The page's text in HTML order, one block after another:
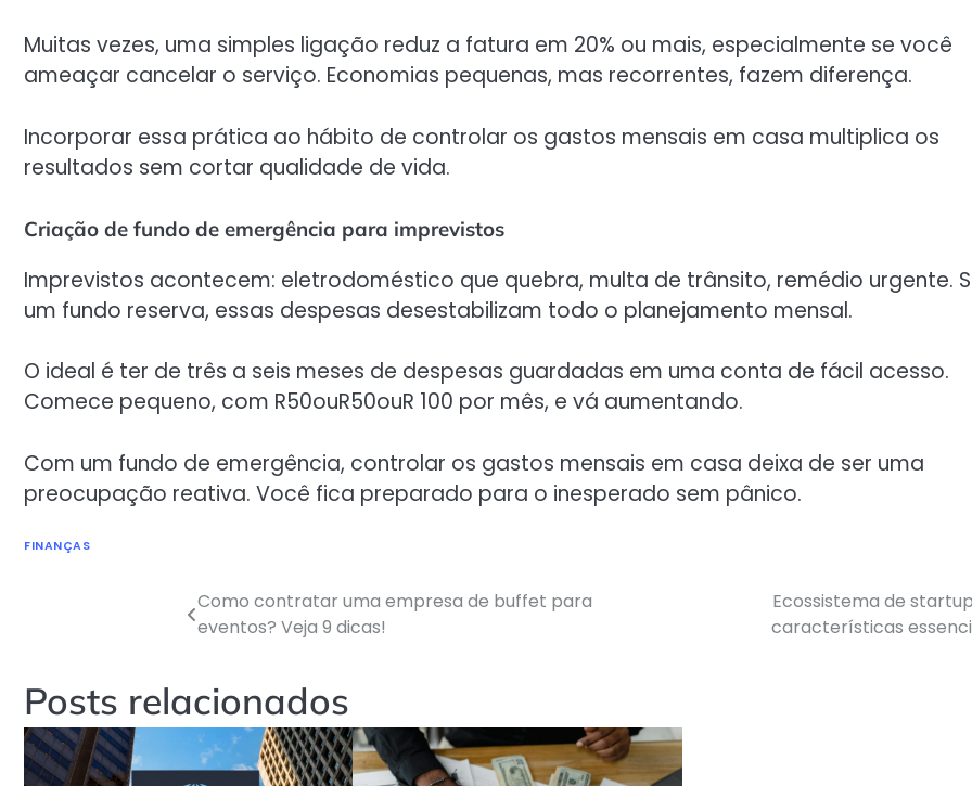
Muitas vezes, uma simples ligação reduz a fatura em 20% ou mais, especialmente se você
ameaçar cancelar o serviço. Economias pequenas, mas recorrentes, fazem diferença.
Incorporar essa prática ao hábito de controlar os gastos mensais em casa multiplica os
resultados sem cortar qualidade de vida.
Criação de fundo de emergência para imprevistos
Imprevistos acontecem: eletrodoméstico que quebra, multa de trânsito, remédio urgente.
um fundo reserva, essas despesas desestabilizam todo o planejamento mensal.
O ideal é ter de três a seis meses de despesas guardadas em uma conta de fácil acesso.
Comece pequeno, com R50ouR50ouR 100 por mês, e vá aumentando.
Com um fundo de emergência, controlar os gastos mensais em casa deixa de ser uma
preocupação reativa. Você fica preparado para o inesperado sem pânico.
FINANÇAS
Como contratar uma empresa de buffet para
eventos? Veja 9 dicas!
Ecossistema de
características
Posts relacionados